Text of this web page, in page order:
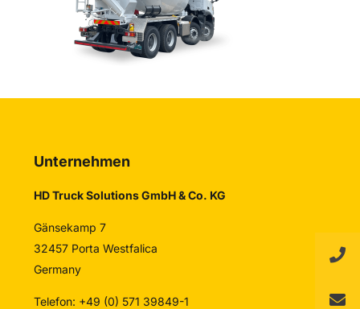
Unternehmen
HD Truck Solutions GmbH & Co. KG
Gänsekamp 7
32457 Porta Westfalica
Germany
Telefon: +49 (0) 571 39849-1
Service